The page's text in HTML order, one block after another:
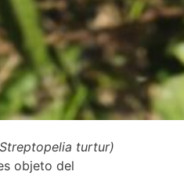
turtur)
objeto del